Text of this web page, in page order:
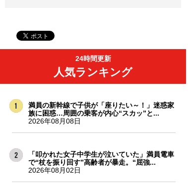
24時間更新
人気ランキング
満員の新幹線で子供が「座りたい～！」迷惑家
族に困惑…周囲の乗客が内心“スカッ”と...
2026年08月08日
「叩かれた女子中学生が泣いていた」満員電車
で“杖を振り回す”高齢者が暴走。“屈強...
2026年08月02日